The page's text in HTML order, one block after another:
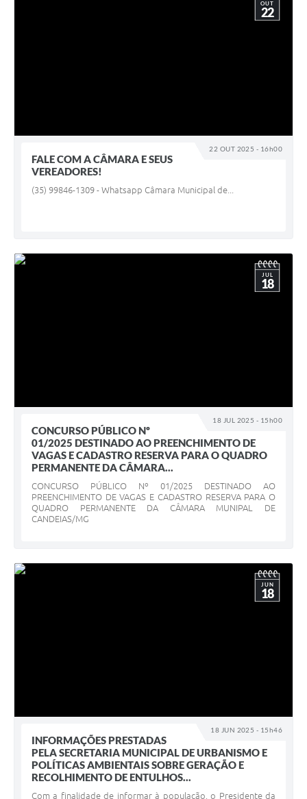
22 OUT 2025 - 16h00
OUT
22
FALE COM A CÂMARA E SEUS
VEREADORES!
(35) 99846-1309 - Whatsapp Câmara Municipal de...
18 JUL 2025 - 15h00
JUL
18
CONCURSO PÚBLICO Nº
01/2025 DESTINADO AO PREENCHIMENTO DE
VAGAS E CADASTRO RESERVA PARA O QUADRO
PERMANENTE DA CÂMARA...
CONCURSO PÚBLICO Nº 01/2025 DESTINADO AO
PREENCHIMENTO DE VAGAS E CADASTRO RESERVA PARA O
QUADRO PERMANENTE DA CÂMARA MUNIPAL DE
CANDEIAS/MG
18 JUN 2025 - 15h46
JUN
18
INFORMAÇÕES PRESTADAS
PELA SECRETARIA MUNICIPAL DE URBANISMO E
POLÍTICAS AMBIENTAIS SOBRE GERAÇÃO E
RECOLHIMENTO DE ENTULHOS...
Com a finalidade de informar à população, o Presidente da